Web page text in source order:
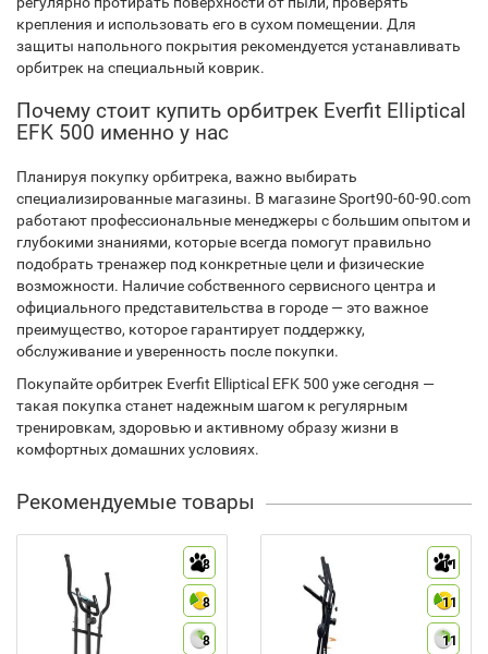
крепления и использовать его в сухом помещении. Для
защиты напольного покрытия рекомендуется устанавливать
орбитрек на специальный коврик.
Почему стоит купить орбитрек Everfit Elliptical
EFK 500 именно у нас
Планируя покупку орбитрека, важно выбирать
специализированные магазины. В магазине Sport90-60-90.com
работают профессиональные менеджеры с большим опытом и
глубокими знаниями, которые всегда помогут правильно
подобрать тренажер под конкретные цели и физические
возможности. Наличие собственного сервисного центра и
официального представительства в городе — это важное
преимущество, которое гарантирует поддержку,
обслуживание и уверенность после покупки.
Покупайте орбитрек Everfit Elliptical EFK 500 уже сегодня —
такая покупка станет надежным шагом к регулярным
тренировкам, здоровью и активному образу жизни в
комфортных домашних условиях.
Рекомендуемые товары
8
8
8
11
11
11